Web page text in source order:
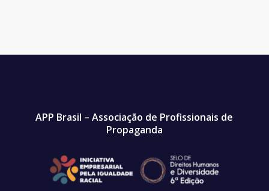
APP Brasil – Associação de Profissionais de
Propaganda